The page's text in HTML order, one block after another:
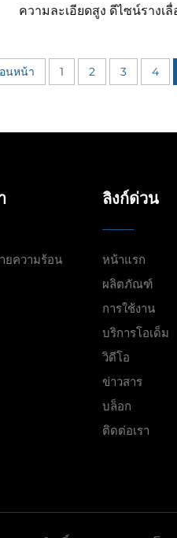
ความละเอียดสูง ดีไซน์รางเลื่
นหน้า 1 2 3 4
ยความร้อน
ลิงก์ด่วน
หน้าแรก
ผลิตภัณฑ์
การใช้งาน
บริการโอเด็ม
วิดีโอ
ข่าวสาร
บล็อก
ติดต่อเรา